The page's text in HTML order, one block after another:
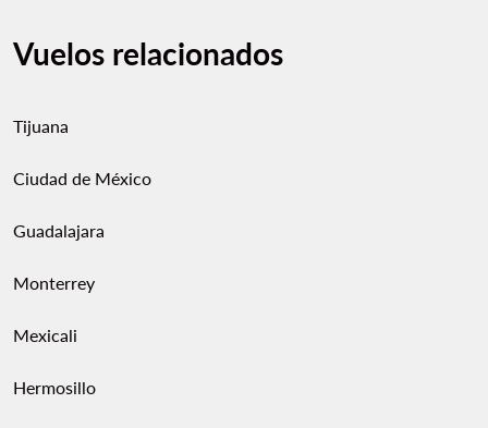
Guadalajara, Mérida y Tijuana.
Vuelos relacionados
Tijuana
Ciudad de México
Guadalajara
Monterrey
Mexicali
Hermosillo